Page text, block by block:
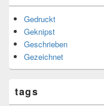
Gedruckt
Geknipst
Geschrieben
Gezeichnet
tags